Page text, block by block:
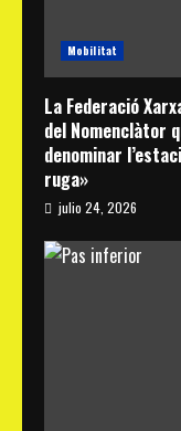
Mobilitat
La Federació
del Nomenclàtor
denominar
ruga»
julio 24, 2026